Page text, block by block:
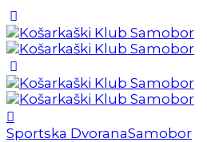
Sportska DvoranaSamobor